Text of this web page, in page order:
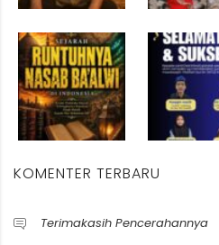
KOMENTER TERBARU
Terimakasih Pencerahannya